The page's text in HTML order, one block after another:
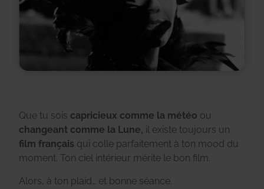
Que tu sois capricieux comme la météo ou
changeant comme la Lune, il existe toujours un
film français qui colle parfaitement à ton mood du
moment. Ton ciel intérieur mérite le bon film.
Alors, à ton plaid… et bonne séance.